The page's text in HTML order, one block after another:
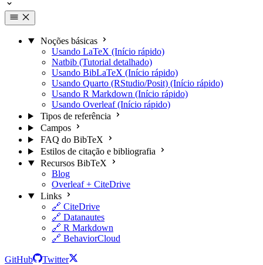
Noções básicas
Usando LaTeX (Início rápido)
Natbib (Tutorial detalhado)
Usando BibLaTeX (Início rápido)
Usando Quarto (RStudio/Posit) (Início rápido)
Usando R Markdown (Início rápido)
Usando Overleaf (Início rápido)
Tipos de referência
Campos
FAQ do BibTeX
Estilos de citação e bibliografia
Recursos BibTeX
Blog
Overleaf + CiteDrive
Links
🔗 CiteDrive
🔗 Datanautes
🔗 R Markdown
🔗 BehaviorCloud
GitHub
Twitter